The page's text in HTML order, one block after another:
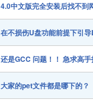
4.0中文版完全安装后找不到
在不损伤U盘功能前提下引
还是GCC 问题！！ 急求高
大家的pet文件都是哪下的？